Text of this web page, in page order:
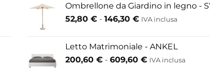
Ombrellone da Giardino in legno -
52,80 € - 146,30 €Fascia
da
52,80 €
IVA inclusa
Letto Matrimoniale - ANKEL
200,60 € - 609,60 €Fascia
IVA inclusa